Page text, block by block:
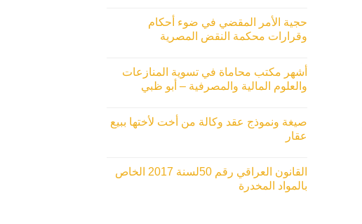
حجية الأمر المقضي في ضوء أحكام
وقرارات محكمة النقض المصرية
أشهر مكتب محاماة في تسوية المنازعات
والعلوم المالية والمصرفية – أبو ظبي
صيغة ونموذج عقد وكالة من أخت لأختها ببيع
عقار
القانون العراقي رقم 50لسنة 2017 الخاص
بالمواد المخدرة